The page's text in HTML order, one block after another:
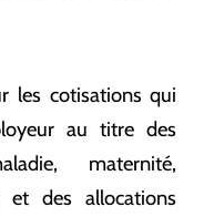
les cotisations qui
au titre des
maternité,
et des allocations